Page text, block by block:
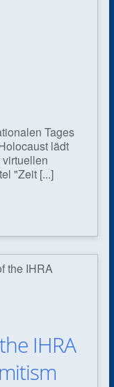
Tages
lädt
"Zeit [...]
IHRA